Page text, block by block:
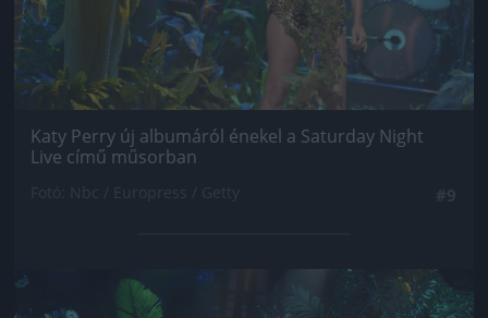
Katy Perry új albumáról énekel a Saturday Night
Live című műsorban
Jön még kép!